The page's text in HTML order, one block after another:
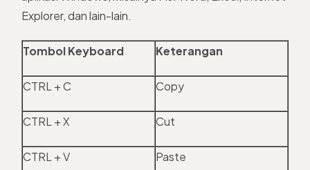
Explorer, dan lain-lain.
Tombol Keyboard Keterangan
CTRL + C Copy
CTRL + X Cut
CTRL + V Paste